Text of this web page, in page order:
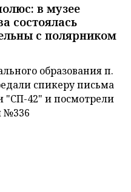
в музее
состоялась
с полярником
образования п.
спикеру письма
42" и посмотрели
№336